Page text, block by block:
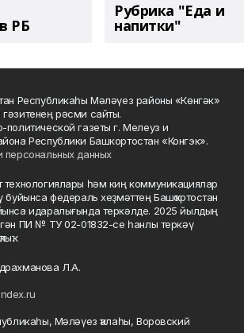
РБ
Рубрика "Еда и
напитки"
Республикаһы Мәләүез районы «Көнгәк»
рәсми сайты.
газеты г. Мелеуз и
Республики Башкортостан «Конгэк».
персональных данных
һәм киң коммуникациялар
буйынса федераль хеҙмәттең Башҡортостан
идаралығында теркәлде. 2025 йылдың
ПИ № ТУ 02-01832-се һанлы теркәү
Л.А.
Мәләүез ҡалаһы, Воровский